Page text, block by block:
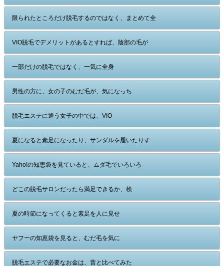
限られたところだけ脱毛するのではなく、まとめて全
VIO脱毛でデメリットがあるとすれば、陰部の毛が
一部だけの脱毛ではなく、一気に全身
男性の方に、女の子のむだ毛が、気になっち
脱毛エステに通う女子の中では、VIO
夏になると素足になったり、サンダルを履いたりす
Yaho!の知恵袋を見ていると、ムダ毛でいろいろ
どこの脱毛サロンだったら満足できるか、検
夏の時節になってくると素足を人に見せ
ヤフーの知恵袋を見ると、むだ毛を気に
脱毛エステで必要なお金は、昔と比べてみた